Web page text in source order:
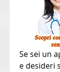
Se sei un
e desideri